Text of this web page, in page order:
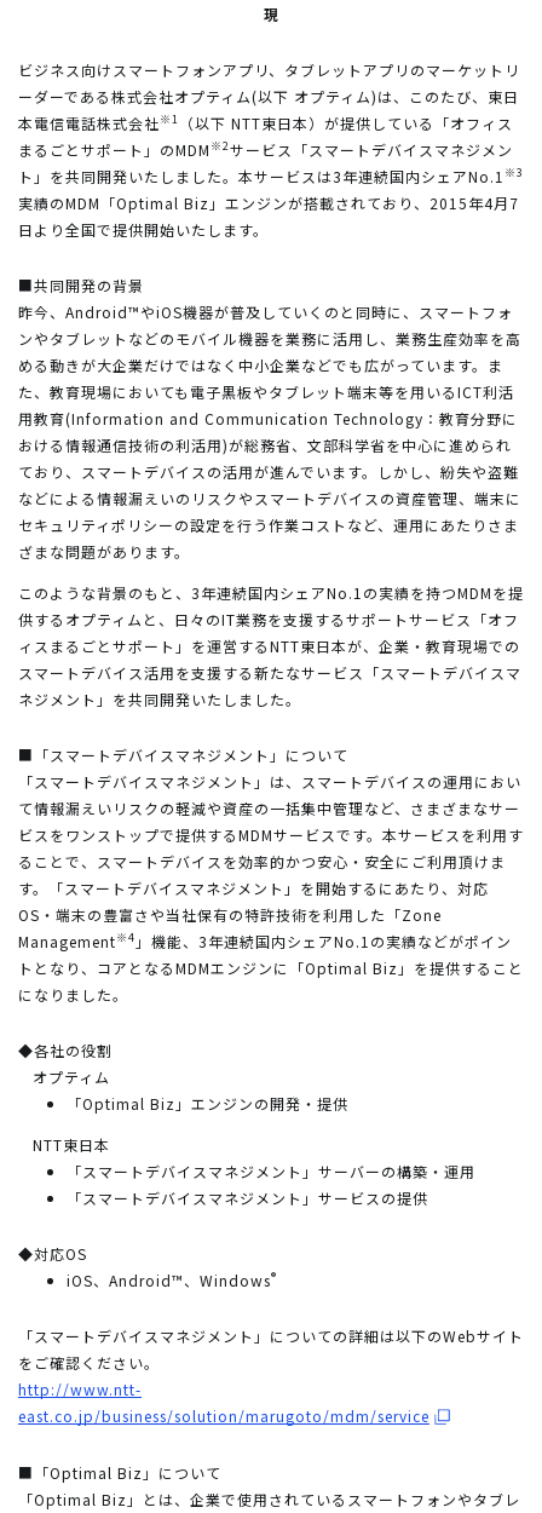
現
ビジネス向けスマートフォンアプリ、タブレットアプリのマーケットリ
ーダーである株式会社オプティム(以下 オプティム)は、このたび、東日
本電信電話株式会社※1
（以下 NTT東日本）が提供している「オフィス
まるごとサポート」のMDM ※2サービス「スマートデバイスマネジメン
ト」を共同開発いたしました。本サービスは3年連続国内シェアNo.1 ※3
実績のMDM「Optimal Biz」エンジンが搭載されており、2015年4月7
日より全国で提供開始いたします。
■共同開発の背景
昨今、Android™やiOS機器が普及していくのと同時に、スマートフォ
ンやタブレットなどのモバイル機器を業務に活用し、業務生産効率を高
める動きが大企業だけではなく中小企業などでも広がっています。ま
た、教育現場においても電子黒板やタブレット端末等を用いるICT利活
用教育(Information and Communication Technology：教育分野に
おける情報通信技術の利活用)が総務省、文部科学省を中心に進められ
ており、スマートデバイスの活用が進んでいます。しかし、紛失や盗難
などによる情報漏えいのリスクやスマートデバイスの資産管理、端末に
セキュリティポリシーの設定を行う作業コストなど、運用にあたりさま
ざまな問題があります。
このような背景のもと、3年連続国内シェアNo.1の実績を持つMDMを提
供するオプティムと、日々のIT業務を支援するサポートサービス「オフ
ィスまるごとサポート」を運営するNTT東日本が、企業・教育現場での
スマートデバイス活用を支援する新たなサービス「スマートデバイスマ
ネジメント」を共同開発いたしました。
■「スマートデバイスマネジメント」について
「スマートデバイスマネジメント」は、スマートデバイスの運用におい
て情報漏えいリスクの軽減や資産の一括集中管理など、さまざまなサー
ビスをワンストップで提供するMDMサービスです。本サービスを利用す
ることで、スマートデバイスを効率的かつ安心・安全にご利用頂けま
す。「スマートデバイスマネジメント」を開始するにあたり、対応
OS・端末の豊富さや当社保有の特許技術を利用した「Zone
Management※4 」機能、3年連続国内シェアNo.1の実績などがポイン
トとなり、コアとなるMDMエンジンに「Optimal Biz」を提供すること
になりました。
◆各社の役割
オプティム
「Optimal Biz」エンジンの開発・提供
NTT東日本
「スマートデバイスマネジメント」サーバーの構築・運用
「スマートデバイスマネジメント」サービスの提供
◆対応OS
iOS、Android™、Windows®
「スマートデバイスマネジメント」についての詳細は以下のWebサイト
をご確認ください。
http://www.ntt-
east.co.jp/business/solution/marugoto/mdm/service
■「Optimal Biz」について
「Optimal Biz」とは、企業で使用されているスマートフォンやタブレ